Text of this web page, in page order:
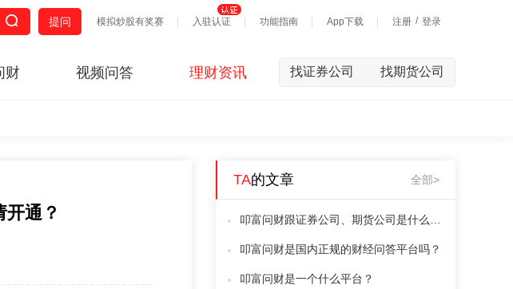
模拟炒股有奖赛 入驻认证 功能指南 App下载 注册 / 登录
提问
财 视频问答 理财资讯 找证券公司 找期货公司
通？
TA的文章 全部>
叩富问财是国内正规的财经问答平台吗？
叩富问财是一个什么平台？